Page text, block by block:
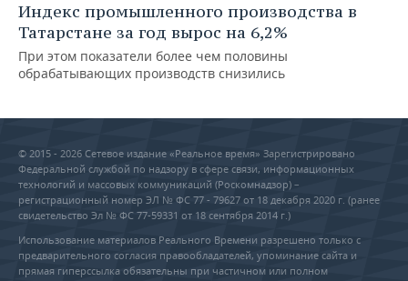
Индекс промышленного производства в
Татарстане за год вырос на 6,2%
При этом показатели более чем половины
обрабатывающих производств снизились
© 2015 - 2026 Сетевое издание «Реальное время» Зарегистрировано
Федеральной службой по надзору в сфере связи, информационных
технологий и массовых коммуникаций (Роскомнадзор) –
регистрационный номер ЭЛ № ФС 77 - 79627 от 18 декабря 2020 г. (ранее
свидетельство Эл № ФС 77-59331 от 18 сентября 2014 г.)
Использование материалов Реального Времени разрешено только с
предварительного согласия правообладателей, упоминание сайта и
прямая гиперссылка обязательны при частичном или полном